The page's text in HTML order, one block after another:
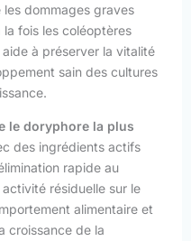
dommages graves
fois les coléoptères
à préserver la vitalité
sain des cultures
le doryphore la plus
des ingrédients actifs
rapide au
résiduelle sur le
alimentaire et
croissance de la